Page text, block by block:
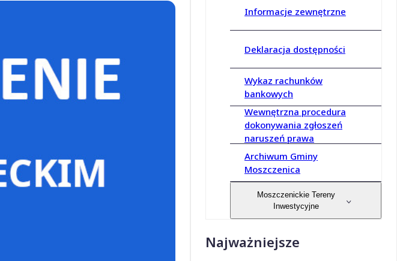
Informacje zewnętrzne
Deklaracja dostępności
Wykaz rachunków
bankowych
Wewnętrzna procedura
dokonywania zgłoszeń
naruszeń prawa
Archiwum Gminy
Moszczenica
Moszczenickie Tereny
Inwestycyjne
Najważniejsze